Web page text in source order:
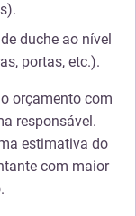
duche ao nível
portas, etc.).
orçamento com
responsável.
estimativa do
com maior